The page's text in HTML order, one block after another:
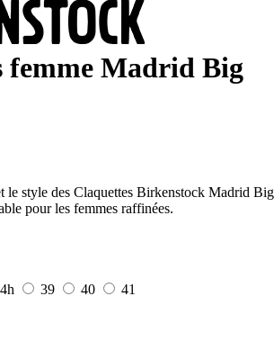
femme Madrid Big
le style des Claquettes Birkenstock Madrid Big
pour les femmes raffinées.
39 40
41